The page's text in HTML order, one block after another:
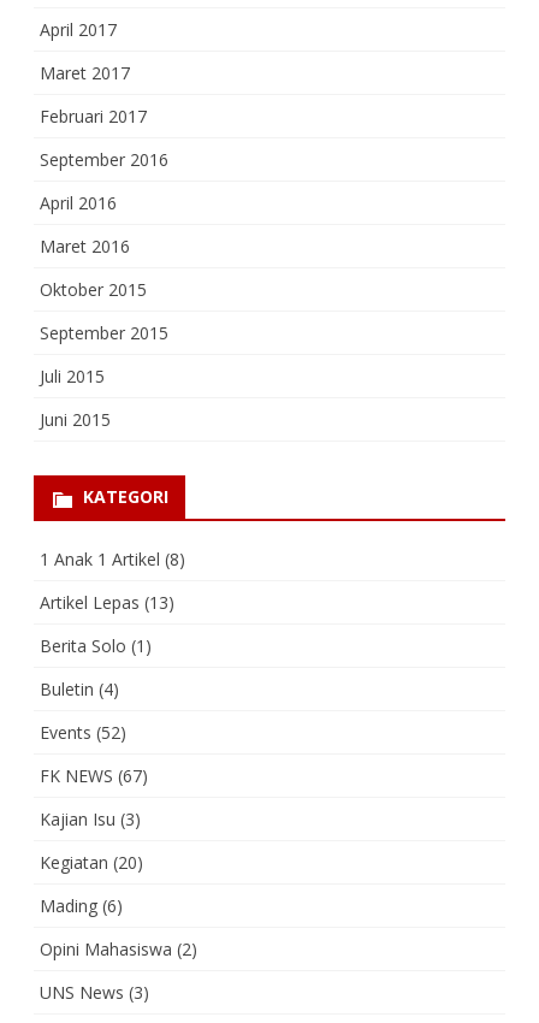
April 2017
Maret 2017
Februari 2017
September 2016
April 2016
Maret 2016
Oktober 2015
September 2015
Juli 2015
Juni 2015
KATEGORI
1 Anak 1 Artikel (8)
Artikel Lepas (13)
Berita Solo (1)
Buletin (4)
Events (52)
FK NEWS (67)
Kajian Isu (3)
Kegiatan (20)
Mading (6)
Opini Mahasiswa (2)
UNS News (3)